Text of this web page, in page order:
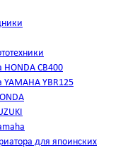
CB400
YBR125
для япоинских